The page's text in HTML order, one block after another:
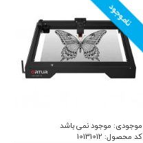
ناموجود
موجودی: موجود نمی باشد
کد محصول: 10131012